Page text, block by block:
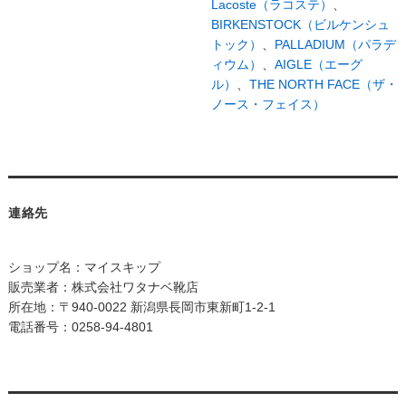
Lacoste（ラコステ）
BIRKENSTOCK（ビルケンシュ
トック）
PALLADIUM（パラデ
ィウム）
AIGLE（エーグ
ル）
THE NORTH FACE（ザ・
ノース・フェイス）
連絡先
ショップ名：マイスキップ
販売業者：株式会社ワタナベ靴店
所在地：〒940-0022 新潟県長岡市東新町1-2-1
電話番号：0258-94-4801